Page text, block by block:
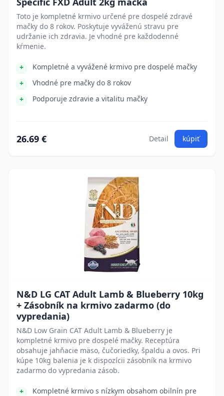
Toto je kompletné krmivo určené pre dospelé zdravé
mačky do 8 rokov. Poskytuje vyváženú stravu pre
udržanie ich zdravia. Je vhodné pre každodenné
kŕmenie.
Kompletné a vyvážené krmivo pre dospelé mačky
Vhodné pre mačky do 8 rokov
Podporuje zdravie a vitalitu mačky
26.69 € Detail kúpiť
N&D LG CAT Adult Lamb & Blueberry 10kg
+ Zásobník na krmivo zadarmo (do
vypredania)
N&D Low Grain CAT Adult Lamb & Blueberry je
kompletné krmivo pre dospelé mačky. Receptúra
obsahuje jahňacie mäso, čučoriedky, špaldu a ovos. Pri
kúpe 10kg balenia je k dispozícii zásobník na krmivo
zadarmo do vypredania zásob.
Kompletné krmivo s nízkym obsahom obilnín pre